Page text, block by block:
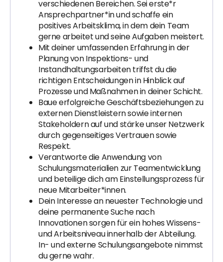
verschiedenen Bereichen. Sei erste*r
Ansprechpartner*in und schaffe ein
positives Arbeitsklima, in dem dein Team
gerne arbeitet und seine Aufgaben meistert.
Mit deiner umfassenden Erfahrung in der
Planung von Inspektions- und
Instandhaltungsarbeiten triffst du die
richtigen Entscheidungen in Hinblick auf
Prozesse und Maßnahmen in deiner Schicht.
Baue erfolgreiche Geschäftsbeziehungen zu
externen Dienstleistern sowie internen
Stakeholdern auf und stärke unser Netzwerk
durch gegenseitiges Vertrauen sowie
Respekt.
Verantworte die Anwendung von
Schulungsmaterialien zur Teamentwicklung
und beteilige dich am Einstellungsprozess für
neue Mitarbeiter*innen.
Dein Interesse an neuester Technologie und
deine permanente Suche nach
Innovationen sorgen für ein hohes Wissens-
und Arbeitsniveau innerhalb der Abteilung.
In- und externe Schulungsangebote nimmst
du gerne wahr.